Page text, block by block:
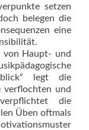
setzen
belegen die
eine
von Haupt- und
legt die
und
die
Üben oftmals